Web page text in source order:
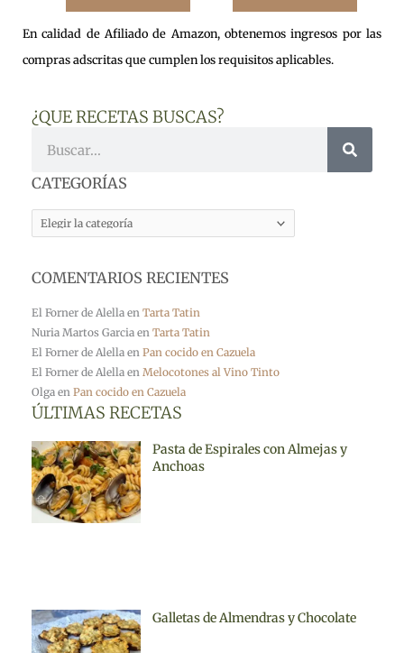
En calidad de Afiliado de Amazon, obtenemos ingresos por las
compras adscritas que cumplen los requisitos aplicables.
¿QUE RECETAS BUSCAS?
CATEGORÍAS
CATEGORÍAS
COMENTARIOS RECIENTES
El Forner de Alella en Tarta Tatin
Nuria Martos Garcia en Tarta Tatin
El Forner de Alella en Pan cocido en Cazuela
El Forner de Alella en Melocotones al Vino Tinto
Olga en Pan cocido en Cazuela
ÚLTIMAS RECETAS
Pasta de Espirales con Almejas y
Anchoas
Galletas de Almendras y Chocolate